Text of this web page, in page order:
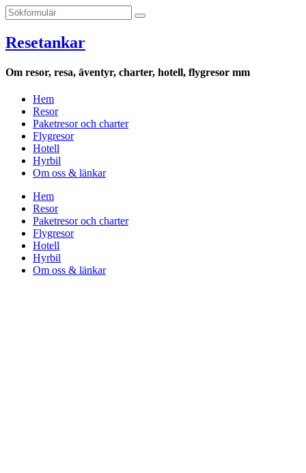
Resetankar
Om resor, resa, äventyr, charter, hotell, flygresor mm
Hem
Resor
Paketresor och charter
Flygresor
Hotell
Hyrbil
Om oss & länkar
Hem
Resor
Paketresor och charter
Flygresor
Hotell
Hyrbil
Om oss & länkar